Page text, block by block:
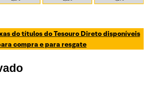
do títulos do Tesouro Direto disponíveis
compra e para resgate